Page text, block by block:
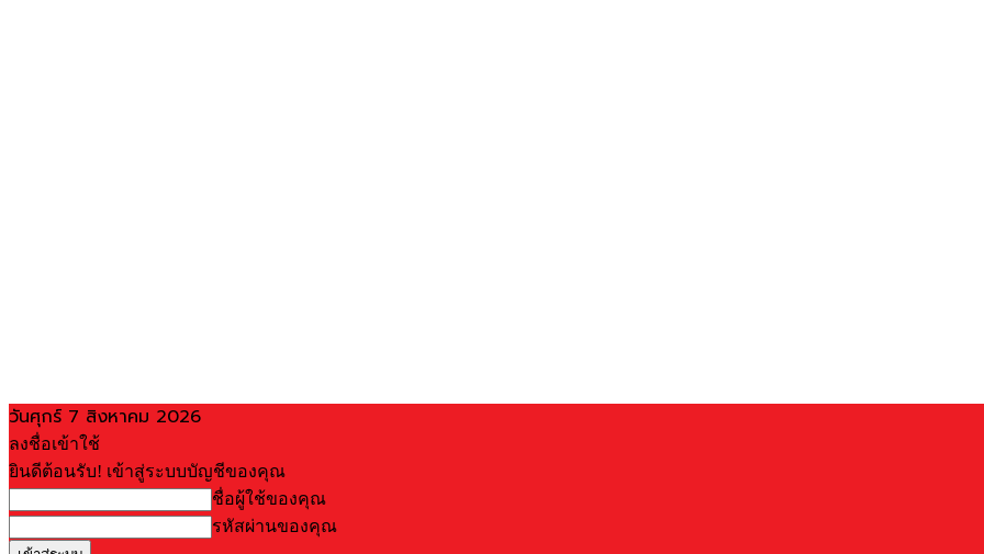
วันศุกร์ 7 สิงหาคม 2026
ลงชื่อเข้าใช้
ยินดีต้อนรับ! เข้าสู่ระบบบัญชีของคุณ
ชื่อผู้ใช้ของคุณ
รหัสผ่านของคุณ